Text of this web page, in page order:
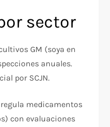
sector
GM (soya en
anuales.
por SCJN.
regula medicamentos
con evaluaciones